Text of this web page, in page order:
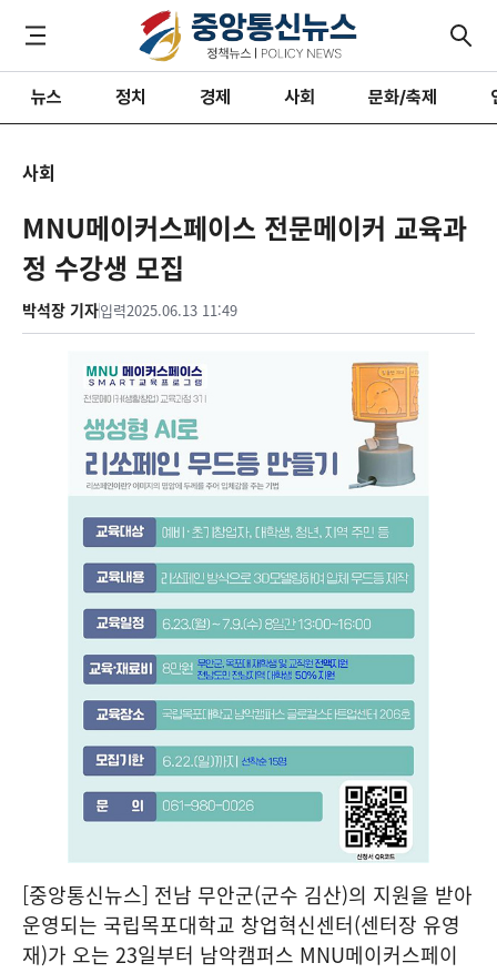
뉴스 정치 경제 사회 문화/축제
사회
MNU메이커스페이스 전문메이커 교육과
정 수강생 모집
박석장 기자입력2025.06.13 11:49
[중앙통신뉴스] 전남 무안군(군수 김산)의 지원을 받아
운영되는 국립목포대학교 창업혁신센터(센터장 유영
재)가 오는 23일부터 남악캠퍼스 MNU메이커스페이